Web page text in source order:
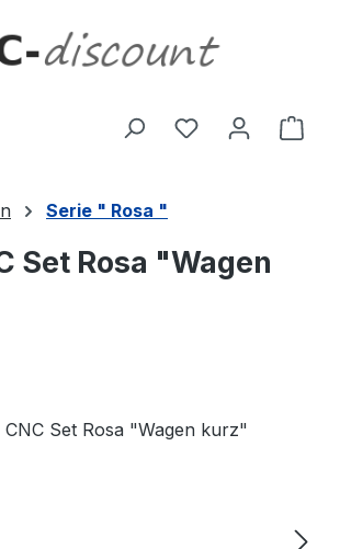
Serie " Rosa "
Set Rosa "Wagen